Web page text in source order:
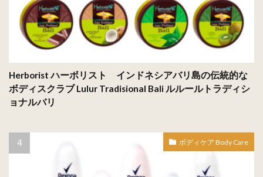
Herborist ハーボリスト インドネシアバリ島の伝統的な
ボディスクラブ Lulur Tradisional Bali ルルールトラディシ
ョナルバリ
ボディケア Body Care